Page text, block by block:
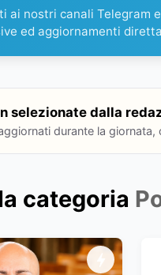
ai nostri canali Telegram
ed aggiornamenti
selezionate dalla
durante la
categoria